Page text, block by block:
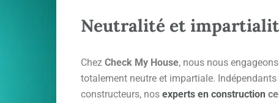
Neutralité et
Chez Check My House, nous nous
totalement neutre et impartiale.
constructeurs, nos experts en construction